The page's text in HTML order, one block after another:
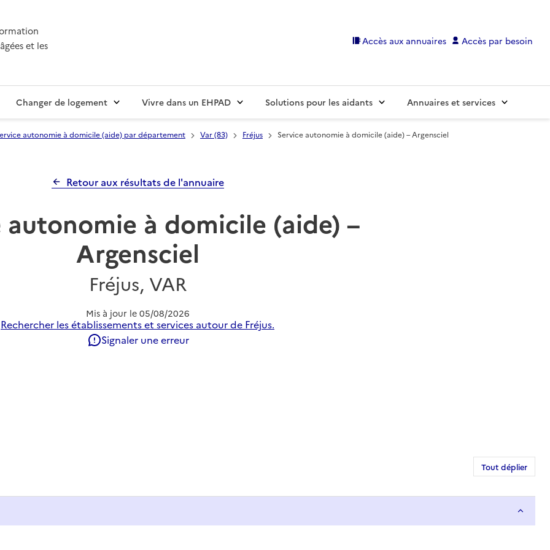
et les
Accès aux annuaires Accès par besoin
Changer de logement Vivre dans un EHPAD Solutions pour les aidants Annuaires et services
autonomie à domicile (aide) par département Var (83) Fréjus Service autonomie à domicile (aide) – Argensciel
Retour aux résultats de l'annuaire
autonomie à domicile (aide) –
Argensciel
Fréjus, VAR
Mis à jour le 05/08/2026
Rechercher les établissements et services autour de Fréjus.
Signaler une erreur
Tout déplier